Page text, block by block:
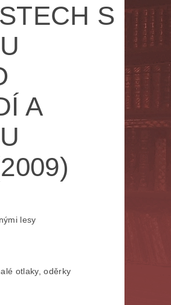
LÉKAŘSKÁ
MYTOLOGIE
ZOBRAZ VŠE
S
A
lesy
otlaky, oděrky